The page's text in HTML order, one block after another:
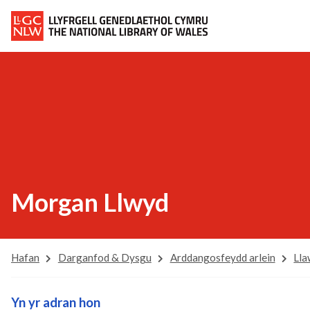
Morgan Llwyd
Hafan Darganfod & Dysgu Arddangosfeydd arlein
Yn yr adran hon